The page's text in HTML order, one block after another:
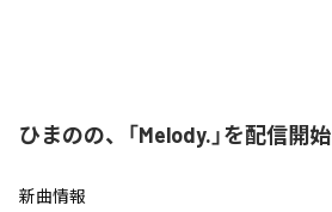
ひまのの、「Melody.」を配信開始
新曲情報